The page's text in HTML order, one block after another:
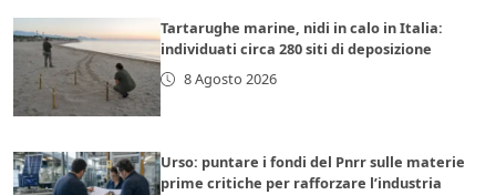
Tartarughe marine, nidi in calo in Italia:
individuati circa 280 siti di deposizione
8 Agosto 2026
Urso: puntare i fondi del Pnrr sulle materie
prime critiche per rafforzare l’industria